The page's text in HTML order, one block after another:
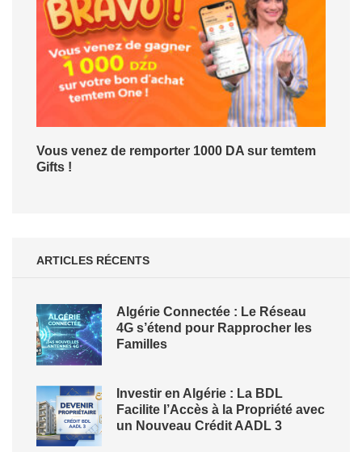
Vous venez de remporter 1000 DA sur temtem
Gifts !
ARTICLES RÉCENTS
Algérie Connectée : Le Réseau
4G s’étend pour Rapprocher les
Familles
Investir en Algérie : La BDL
Facilite l’Accès à la Propriété avec
un Nouveau Crédit AADL 3